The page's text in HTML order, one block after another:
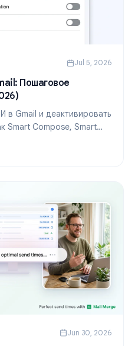
Jul 5, 2026
Пошаговое
в Gmail и деактивировать
Smart Compose, Smart
Пошаговое отключение
Jun 30, 2026